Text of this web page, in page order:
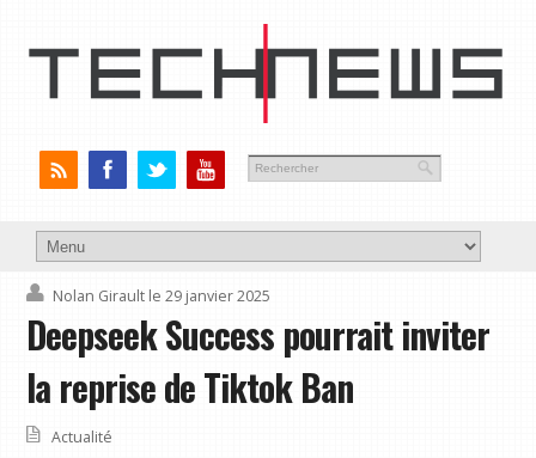
Nolan Girault le 29 janvier 2025
Deepseek Success pourrait inviter
la reprise de Tiktok Ban
Actualité